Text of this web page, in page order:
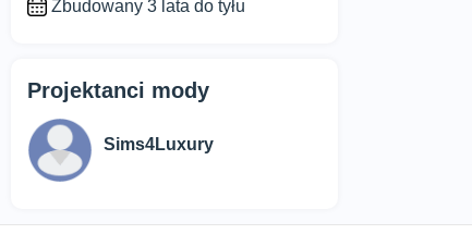
Zbudowany 3 lata do tyłu
Projektanci mody
Sims4Luxury